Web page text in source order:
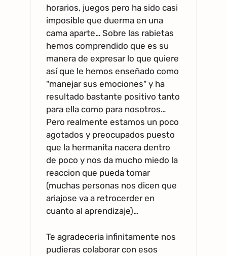
horarios, juegos pero ha sido casi
imposible que duerma en una
cama aparte… Sobre las rabietas
hemos comprendido que es su
manera de expresar lo que quiere
así que le hemos enseñado como
"manejar sus emociones" y ha
resultado bastante positivo tanto
para ella como para nosotros…
Pero realmente estamos un poco
agotados y preocupados puesto
que la hermanita nacera dentro
de poco y nos da mucho miedo la
reaccion que pueda tomar
(muchas personas nos dicen que
ariajose va a retrocerder en
cuanto al aprendizaje)…
Te agradeceria infinitamente nos
pudieras colaborar con esos